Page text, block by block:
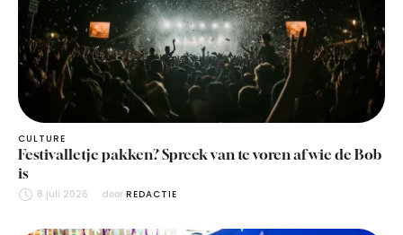
CULTURE
Festivalletje pakken? Spreek van te voren af wie de Bob
is
8 juli 2026 door REDACTIE